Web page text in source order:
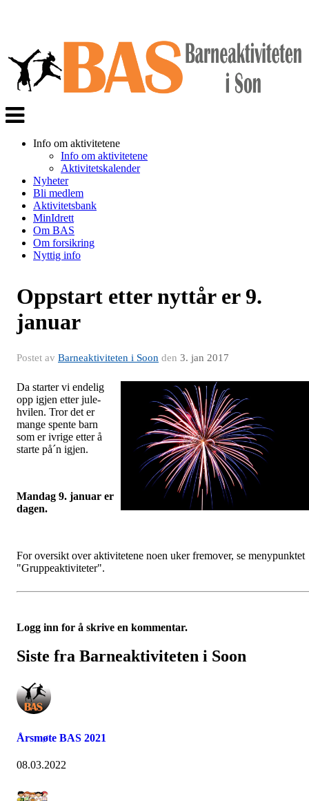
Veksle
navigasjon
Info om aktivitetene
Info om aktivitetene
Aktivitetskalender
Nyheter
Bli medlem
Aktivitetsbank
MinIdrett
Om BAS
Om forsikring
Nyttig info
Oppstart etter nyttår er 9.
januar
Postet av Barneaktiviteten i Soon den 3. jan 2017
Da starter vi endelig
opp igjen etter jule-
hvilen. Tror det er
mange spente barn
som er ivrige etter å
starte på´n igjen.
Mandag 9. januar er
dagen.
For oversikt over aktivitetene noen uker fremover, se menypunktet
"Gruppeaktiviteter".
Logg inn for å skrive en kommentar.
Siste fra Barneaktiviteten i Soon
Årsmøte BAS 2021
08.03.2022